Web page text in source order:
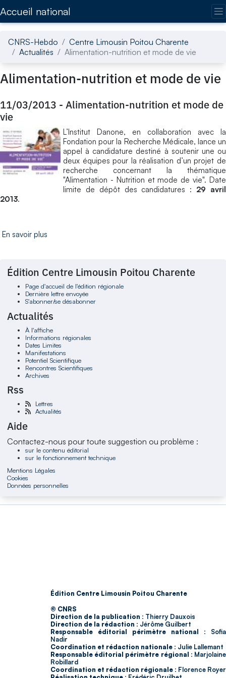
Accueil national
CNRS-Hebdo
Centre Limousin Poitou Charente
Actualités
Alimentation-nutrition et mode de vie
Alimentation-nutrition et mode de vie
11/03/2013 - Alimentation-nutrition et mode de
vie
L’Institut Danone, en collaboration avec la
Fondation pour la Recherche Médicale, lance un
appel à candidature destiné à soutenir une ou
deux équipes pour la réalisation d’un projet de
recherche concernant la thématique
"Alimentation - Nutrition et mode de vie". Date
limite de dépôt des candidatures : 29 avril
2013.
En savoir plus
Édition Centre Limousin Poitou Charente
Page d'accueil de l'édition régionale
Dernière lettre envoyée
S'abonner/se désabonner
Actualités
À l'affiche
Informations régionales
Dates Limites
Manifestations
Potentiel Scientifique
Rencontres Scientifiques
Archives
Rss
Lettres
Actualités
Aide
Contactez-nous pour toute suggestion ou problème :
sur le contenu éditorial
sur le fonctionnement technique
Mentions Légales
Cookies
Données personnelles
Édition Centre Limousin Poitou Charente
© CNRS
Direction de la publication : Thierry Dauxois
Direction de la rédaction : Jérôme Guilbert
Responsable éditorial périmètre national : Sofia
Nadir
Coordination et rédaction nationale : Julie Lallemant
Responsable éditorial périmètre régional : Marjolaine
Robillard
Coordination et rédaction régionale : Florence Royer